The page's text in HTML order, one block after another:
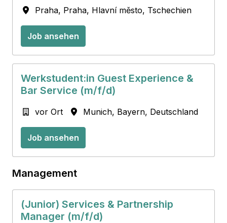
Praha, Praha, Hlavní město, Tschechien
Job ansehen
Werkstudent:in Guest Experience &
Bar Service (m/f/d)
vor Ort Munich, Bayern, Deutschland
Job ansehen
Management
(Junior) Services & Partnership
Manager (m/f/d)